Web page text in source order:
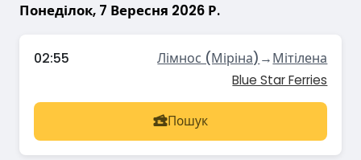
Понеділок, 7 Вересня 2026 Р.
02:55 Лімнос (Міріна) →Мітілена
Blue Star Ferries
Пошук